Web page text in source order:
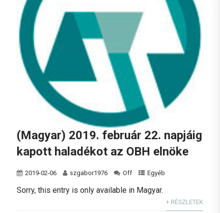
(Magyar) 2019. február 22. napjáig
kapott haladékot az OBH elnöke
2019-02-06 szgabor1976 Off Egyéb
Sorry, this entry is only available in Magyar.
+ RÉSZLETEK